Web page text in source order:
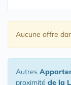
Aucune offre
Autres
proximité de la